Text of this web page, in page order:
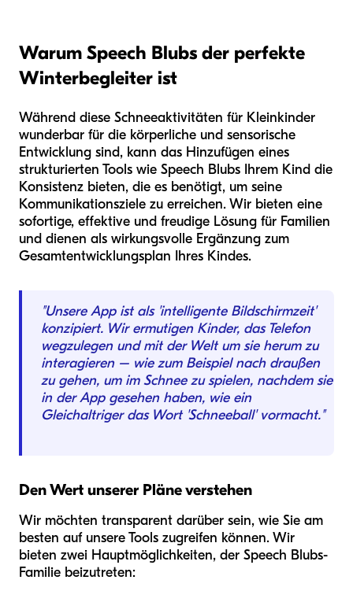
Warum Speech Blubs der perfekte
Winterbegleiter ist
Während diese Schneeaktivitäten für Kleinkinder
wunderbar für die körperliche und sensorische
Entwicklung sind, kann das Hinzufügen eines
strukturierten Tools wie Speech Blubs Ihrem Kind die
Konsistenz bieten, die es benötigt, um seine
Kommunikationsziele zu erreichen. Wir bieten eine
sofortige, effektive und freudige Lösung für Familien
und dienen als wirkungsvolle Ergänzung zum
Gesamtentwicklungsplan Ihres Kindes.
"Unsere App ist als 'intelligente Bildschirmzeit'
konzipiert. Wir ermutigen Kinder, das Telefon
wegzulegen und mit der Welt um sie herum zu
interagieren – wie zum Beispiel nach draußen
zu gehen, um im Schnee zu spielen, nachdem sie
in der App gesehen haben, wie ein
Gleichaltriger das Wort 'Schneeball' vormacht."
Den Wert unserer Pläne verstehen
Wir möchten transparent darüber sein, wie Sie am
besten auf unsere Tools zugreifen können. Wir
bieten zwei Hauptmöglichkeiten, der Speech Blubs-
Familie beizutreten: